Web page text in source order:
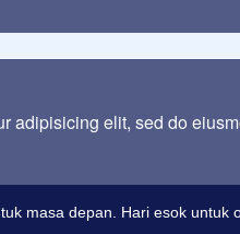
adipisicing elit, sed do
masa depan. Hari esok